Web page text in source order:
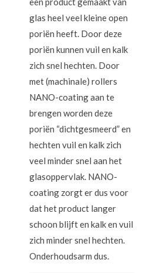
glas heel veel kleine open
poriën heeft. Door deze
poriën kunnen vuil en kalk
zich snel hechten. Door
met (machinale) rollers
NANO-coating aan te
brengen worden deze
poriën “dichtgesmeerd” en
hechten vuil en kalk zich
veel minder snel aan het
glasoppervlak. NANO-
coating zorgt er dus voor
dat het product langer
schoon blijft en kalk en vuil
zich minder snel hechten.
Onderhoudsarm dus.